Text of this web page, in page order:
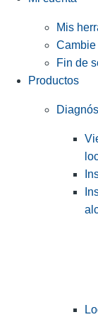
Mis
Cambie
Fin de
Productos